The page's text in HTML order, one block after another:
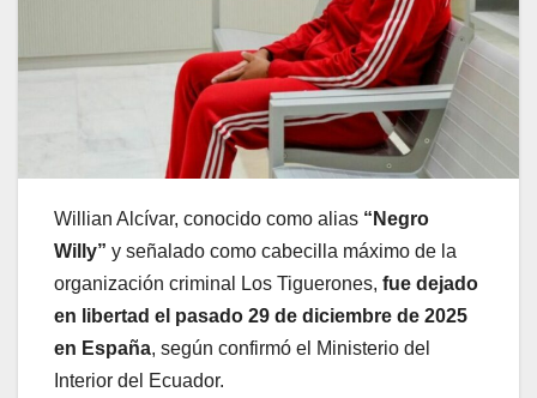
Willian Alcívar, conocido como alias “Negro
Willy” y señalado como cabecilla máximo de la
organización criminal Los Tiguerones, fue dejado
en libertad el pasado 29 de diciembre de 2025
en España, según confirmó el Ministerio del
Interior del Ecuador.